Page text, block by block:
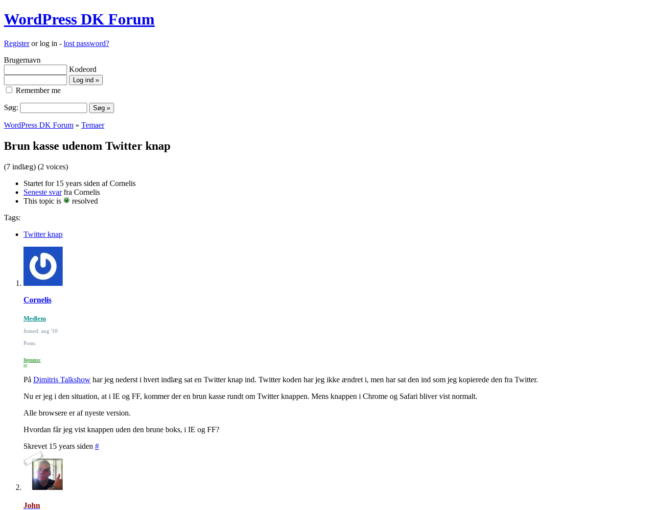
WordPress DK Forum
Registeror log in - lost password?
Brugernavn
Kodeord
Remember me
Søg:
WordPress DK Forum » Temaer
Brun kasse udenom Twitter knap
(7 indlæg) (2 voices)
Startet for 15 years siden af Cornelis
Seneste svarfra Cornelis
This topic is
resolved
Tags:
Twitter knap
Cornelis
Medlem
Joined: aug '10
Posts:
Reputation:
På Dimitris Talkshow har jeg nederst i hvert indlæg sat en Twitter knap ind. Twitter koden har jeg ikke ændret i, men har sat den ind som jeg kopierede den fra Twitter.
Nu er jeg i den situation, at i IE og FF, kommer der en brun kasse rundt om Twitter knappen. Mens knappen i Chrome og Safari bliver vist normalt.
Alle browsere er af nyeste version.
Hvordan får jeg vist knappen uden den brune boks, i IE og FF?
Skrevet 15 years siden #
John